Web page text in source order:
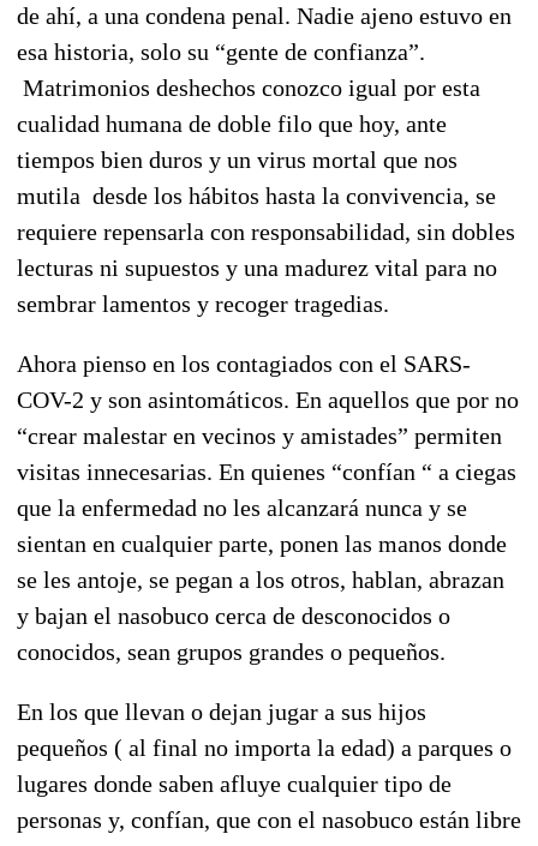
de ahí, a una condena penal. Nadie ajeno estuvo en
esa historia, solo su “gente de confianza”.
Matrimonios deshechos conozco igual por esta
cualidad humana de doble filo que hoy, ante
tiempos bien duros y un virus mortal que nos
mutila desde los hábitos hasta la convivencia, se
requiere repensarla con responsabilidad, sin dobles
lecturas ni supuestos y una madurez vital para no
sembrar lamentos y recoger tragedias.
Ahora pienso en los contagiados con el SARS-
COV-2 y son asintomáticos. En aquellos que por no
“crear malestar en vecinos y amistades” permiten
visitas innecesarias. En quienes “confían “ a ciegas
que la enfermedad no les alcanzará nunca y se
sientan en cualquier parte, ponen las manos donde
se les antoje, se pegan a los otros, hablan, abrazan
y bajan el nasobuco cerca de desconocidos o
conocidos, sean grupos grandes o pequeños.
En los que llevan o dejan jugar a sus hijos
pequeños ( al final no importa la edad) a parques o
lugares donde saben afluye cualquier tipo de
personas y, confían, que con el nasobuco están libre